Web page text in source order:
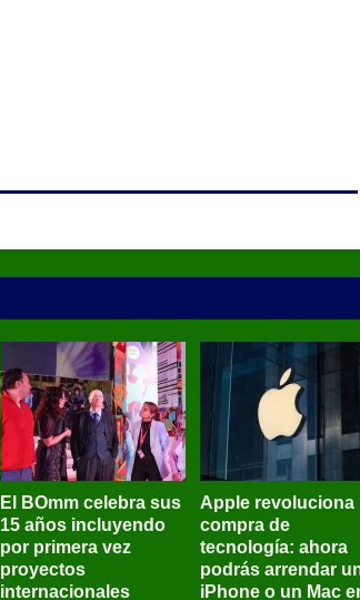
El BOmm celebra sus
15 años incluyendo
por primera vez
proyectos
internacionales
Apple revoluciona
compra de
tecnología: ahora
podrás arrendar
iPhone o un Mac